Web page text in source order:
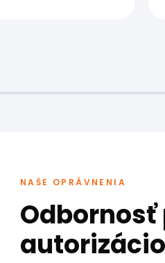
NAŠE OPRÁVNENIA
Odbornosť